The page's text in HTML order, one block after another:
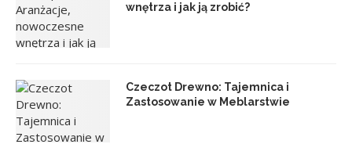
wnętrza i jak ją zrobić?
Czeczot Drewno: Tajemnica i
Zastosowanie w Meblarstwie